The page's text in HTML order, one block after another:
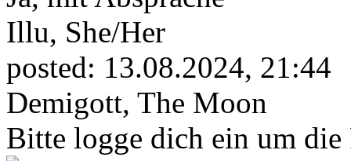
Illu, She/Her
posted: 13.08.2024, 21:44
Demigott, The Moon
Bitte logge dich ein um die